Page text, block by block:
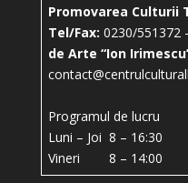
Promovarea Culturii
Tel/Fax: 0230/551372
de Arte “Ion
Programul de lucru
Luni – Joi 8 – 16:30
Vineri 8 – 14:00